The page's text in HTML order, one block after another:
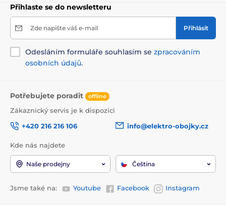
Přihlaste se do newsletteru
Zde napište váš e-mail Přihlásit
Odesláním formuláře souhlasím se zpracováním
osobních údajů.
Potřebujete poradit offline
Zákaznický servis je k dispozici
+420 216 216 106
info@elektro-obojky.cz
Kde nás najdete
Naše prodejny Čeština
Jsme také na: Youtube Facebook Instagram